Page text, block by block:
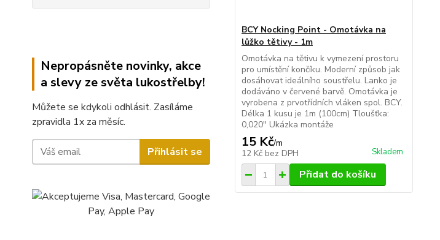
Nepropásněte novinky, akce
a slevy ze světa lukostřelby!
Můžete se kdykoli odhlásit. Zasíláme
zpravidla 1x za měsíc.
Přihlásit se
BCY Nocking Point - Omotávka na
lůžko tětivy - 1m
Omotávka na tětivu k vymezení prostoru
pro umístění končíku. Moderní způsob jak
dosáhovat ideálního soustřelu. Lanko je
dodáváno v červené barvě. Omotávka je
vyrobena z prvotřídních vláken spol. BCY.
Délka 1 kusu je 1m (100cm) Tloušťka:
0,020" Ukázka montáže
15 Kč/m
12 Kč bez DPH Skladem
Přidat do košíku